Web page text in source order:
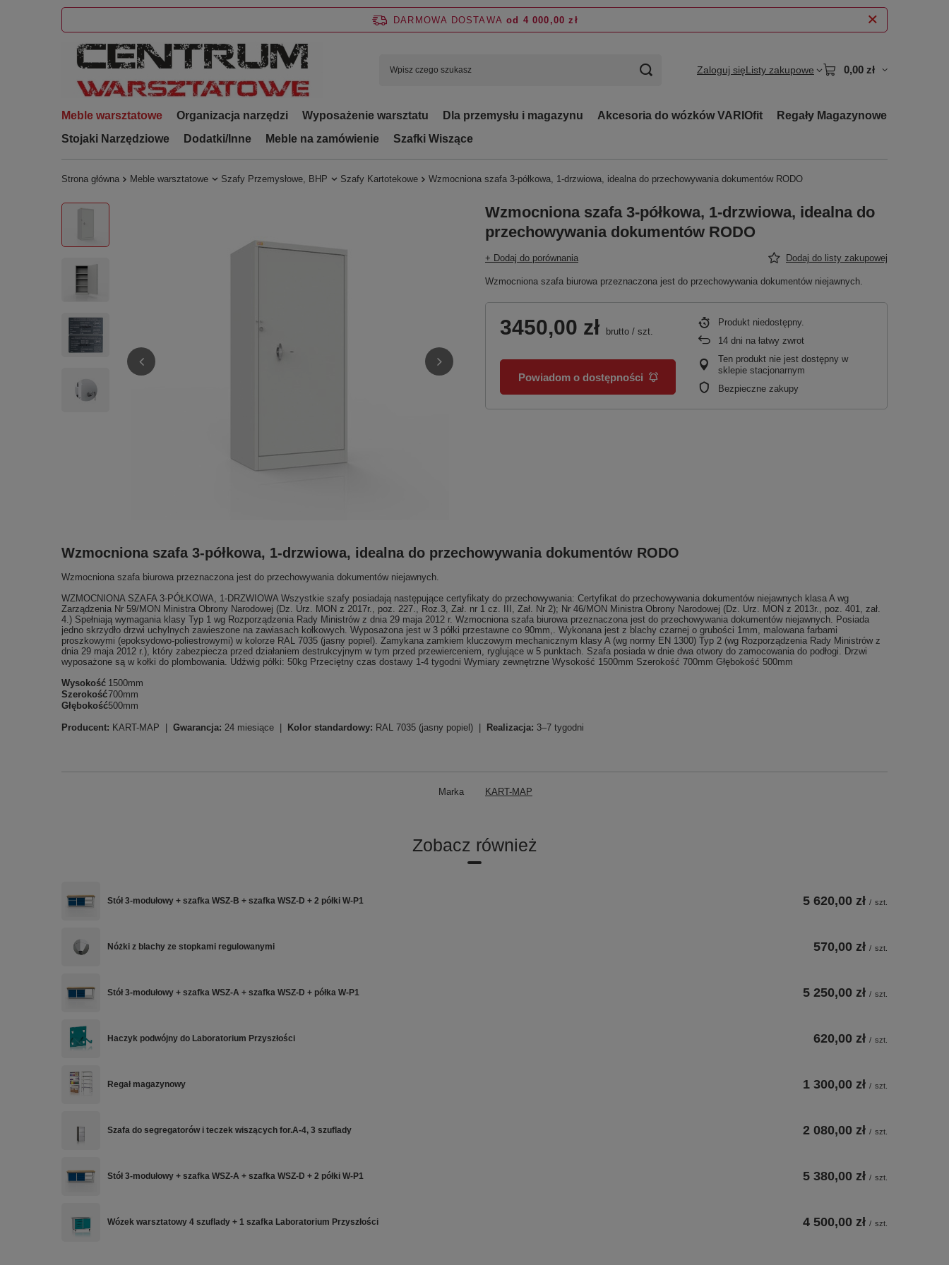
DARMOWA DOSTAWA od 4 000,00 zł
Zaloguj sięListy zakupowe 0,00 zł
Meble warsztatowe Organizacja narzędzi Wyposażenie warsztatu Dla przemysłu i magazynu Akcesoria do wózków VARIOfit
Regały Magazynowe
Stojaki Narzędziowe
Dodatki/Inne Meble na zamówienie Szafki Wiszące
Strona główna Meble warsztatowe Szafy Przemysłowe, BHP Szafy Kartotekowe Wzmocniona szafa 3-półkowa, 1-drzwiowa, idealna do przechowywania dokumentów RODO
Wzmocniona szafa 3-półkowa, 1-drzwiowa, idealna do
przechowywania dokumentów RODO
+ Dodaj do porównania Dodaj do listy zakupowej
Wzmocniona szafa biurowa przeznaczona jest do przechowywania dokumentów niejawnych.
3450,00 zł brutto / szt.
Powiadom o dostępności
Produkt niedostępny
14 dni na łatwy zwrot
Ten produkt nie jest dostępny w
sklepie stacjonarnym
Bezpieczne zakupy
Wzmocniona szafa 3-półkowa, 1-drzwiowa, idealna do przechowywania dokumentów RODO
Wzmocniona szafa biurowa przeznaczona jest do przechowywania dokumentów niejawnych.
WZMOCNIONA SZAFA 3-PÓŁKOWA, 1-DRZWIOWA Wszystkie szafy posiadają następujące certyfikaty do przechowywania: Certyfikat do przechowywania dokumentów niejawnych klasa A wg
Zarządzenia Nr 59/MON Ministra Obrony Narodowej (Dz. Urz. MON z 2017r., poz. 227., Roz.3, Zał. nr 1 cz. III, Zał. Nr 2); Nr 46/MON Ministra Obrony Narodowej (Dz. Urz. MON z 2013r., poz. 401, zał.
4.) Spełniają wymagania klasy Typ 1 wg Rozporządzenia Rady Ministrów z dnia 29 maja 2012 r. Wzmocniona szafa biurowa przeznaczona jest do przechowywania dokumentów niejawnych. Posiada
jedno skrzydło drzwi uchylnych zawieszone na zawiasach kołkowych. Wyposażona jest w 3 półki przestawne co 90mm,. Wykonana jest z blachy czarnej o grubości 1mm, malowana farbami
proszkowymi (epoksydowo-poliestrowymi) w kolorze RAL 7035 (jasny popiel). Zamykana zamkiem kluczowym mechanicznym klasy A (wg normy EN 1300) Typ 2 (wg Rozporządzenia Rady Ministrów z
dnia 29 maja 2012 r.), który zabezpiecza przed działaniem destrukcyjnym w tym przed przewierceniem, ryglujące w 5 punktach. Szafa posiada w dnie dwa otwory do zamocowania do podłogi. Drzwi
wyposażone są w kołki do plombowania. Udźwig półki: 50kg Przeciętny czas dostawy 1-4 tygodni Wymiary zewnętrzne Wysokość 1500mm Szerokość 700mm Głębokość 500mm
Wysokość 1500mm
Szerokość700mm
Głębokość500mm
Producent: KART-MAP | Gwarancja: 24 miesiące | Kolor standardowy: RAL 7035 (jasny popiel) | Realizacja: 3–7 tygodni
Marka KART-MAP
Zobacz również
Stół 3-modułowy + szafka WSZ-B + szafka WSZ-D + 2 półki W-P1 5 620,00 zł / szt.
Nóżki z blachy ze stopkami regulowanymi 570,00 zł / szt.
Stół 3-modułowy + szafka WSZ-A + szafka WSZ-D + półka W-P1 5 250,00 zł / szt.
Haczyk podwójny do Laboratorium Przyszłości 620,00 zł / szt.
Regał magazynowy 1 300,00 zł / szt.
Szafa do segregatorów i teczek wiszących for.A-4, 3 szuflady 2 080,00 zł / szt.
Stół 3-modułowy + szafka WSZ-A + szafka WSZ-D + 2 półki W-P1 5 380,00 zł / szt.
Wózek warsztatowy 4 szuflady + 1 szafka Laboratorium Przyszłości 4 500,00 zł / szt.